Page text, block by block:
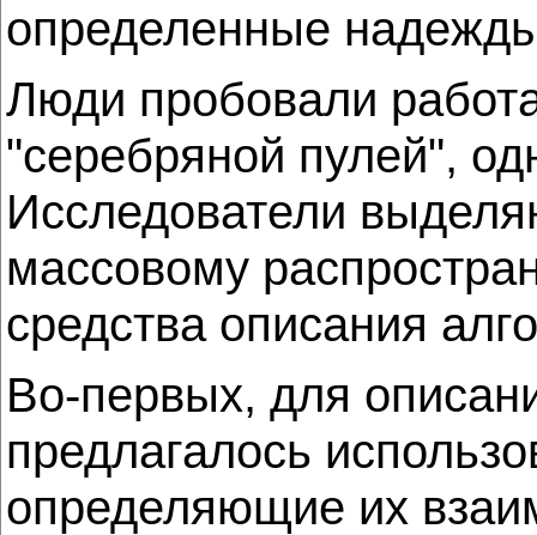
определенные
Люди пробовали
"серебряной пулей",
Исследователи
массовому
средства описания
Во-первых, для
предлагалось
определяющие их